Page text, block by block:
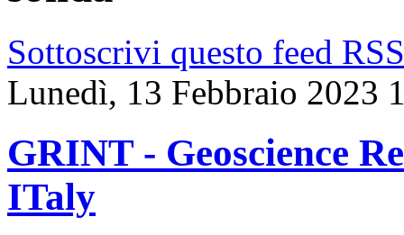
Sottoscrivi questo feed RSS
Lunedì, 13 Febbraio 2023
GRINT - Geoscience
ITaly